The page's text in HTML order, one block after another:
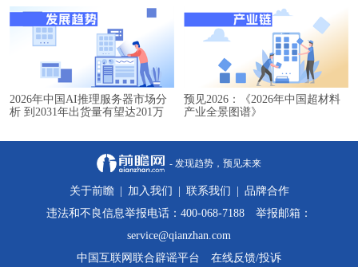
2026年中国AI推理服务器市场分
析 到2031年出货量有望达201万
预见2026：《2026年中国超材料
产业全景图谱》
- 发现趋势，预见未来
关于前瞻 加入我们 联系我们
品牌合作
违法和不良信息举报电话：400-068-7188 举报邮箱：
service@qianzhan.com
中国互联网联合辟谣平台
在线反馈/投诉